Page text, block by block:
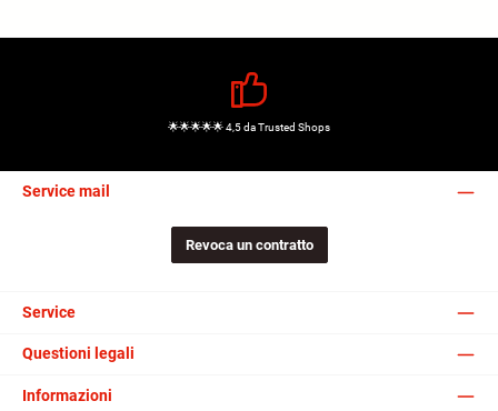
🌟🌟🌟🌟🌟 4,5 da Trusted Shops
Service mail
Revoca un contratto
Service
Questioni legali
Informazioni